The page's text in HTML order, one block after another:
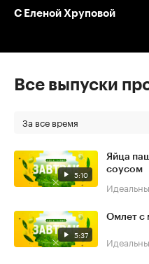
С Еленой Хруповой
Все выпуски
За все время
5:10
Яйца
соусом
5:37
Омлет с